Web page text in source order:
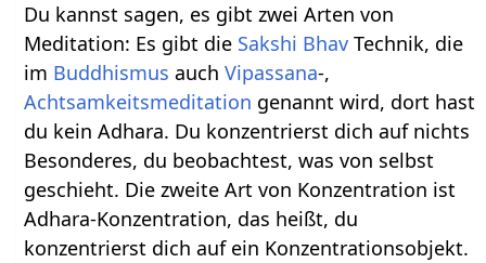
Du kannst sagen, es gibt zwei Arten von
Meditation: Es gibt die Sakshi Bhav Technik, die
im Buddhismus auchVipassana-,
Achtsamkeitsmeditation genannt wird, dort hast
du kein Adhara. Du konzentrierst dich auf nichts
Besonderes, du beobachtest, was von selbst
geschieht. Die zweite Art von Konzentration ist
Adhara-Konzentration, das heißt, du
konzentrierst dich auf ein Konzentrationsobjekt.